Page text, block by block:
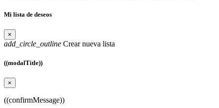
Mi lista de deseos
×
add_circle_outline Crear nueva lista
((modalTitle))
×
((confirmMessage))